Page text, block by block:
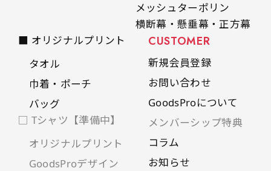
レギュラースリムのれん
(180x30)
レギュラーのれんスリムは横幕の上部にチチを5
か所つけて疑似的にのれんのような幕をつくりま
す。
レギュラーのれんとの違いは縦のサイズが異なり
ます。（レギュラーのれん縦50cm／レギュラー
是非！
メッシュターポリン
横断幕・懸垂幕・正方幕
■ オリジナルプリント
タオル
巾着・ポーチ
バッグ
□ Tシャツ【準備中】
オリジナルプリント
GoodsProデザイン
CUSTOMER
新規会員登録
お問い合わせ
GoodsProについて
メンバーシップ特典
コラム
お知らせ